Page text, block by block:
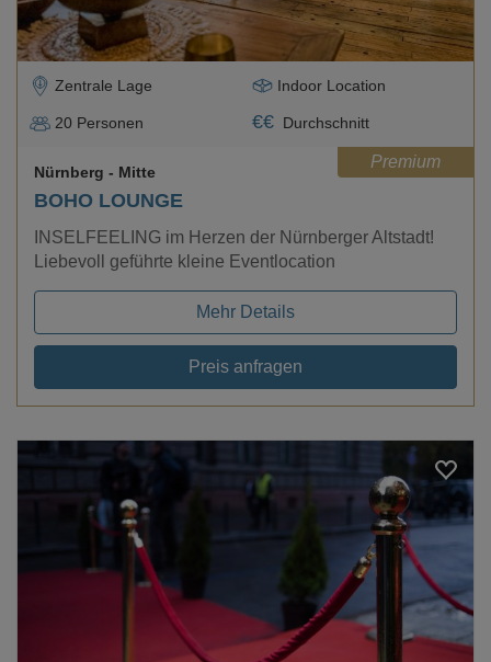
Zentrale Lage Indoor Location
20 Personen €€ Durchschnitt
Premium
BOHO LOUNGE
Nürnberg - Mitte
INSELFEELING im Herzen der Nürnberger Altstadt!
Liebevoll geführte kleine Eventlocation
Mehr Details
Preis anfragen